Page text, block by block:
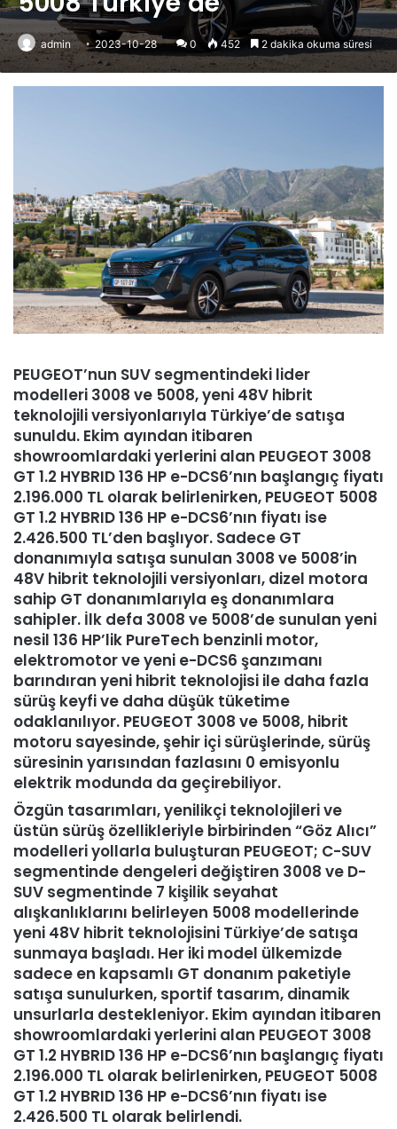
admin 2023-10-28 0 452 2 dakika okuma süresi
PEUGEOT’nun SUV segmentindeki lider
modelleri 3008 ve 5008, yeni 48V hibrit
teknolojili versiyonlarıyla Türkiye’de satışa
sunuldu. Ekim ayından itibaren
showroomlardaki yerlerini alan PEUGEOT 3008
GT 1.2 HYBRID 136 HP e-DCS6’nın başlangıç fiyatı
2.196.000 TL olarak belirlenirken, PEUGEOT 5008
GT 1.2 HYBRID 136 HP e-DCS6’nın fiyatı ise
2.426.500 TL’den başlıyor. Sadece GT
donanımıyla satışa sunulan 3008 ve 5008’in
48V hibrit teknolojili versiyonları, dizel motora
sahip GT donanımlarıyla eş donanımlara
sahipler. İlk defa 3008 ve 5008’de sunulan yeni
nesil 136 HP’lik PureTech benzinli motor,
elektromotor ve yeni e-DCS6 şanzımanı
barındıran yeni hibrit teknolojisi ile daha fazla
sürüş keyfi ve daha düşük tüketime
odaklanılıyor. PEUGEOT 3008 ve 5008, hibrit
motoru sayesinde, şehir içi sürüşlerinde, sürüş
süresinin yarısından fazlasını 0 emisyonlu
elektrik modunda da geçirebiliyor.
Özgün tasarımları, yenilikçi teknolojileri ve
üstün sürüş özellikleriyle birbirinden “Göz Alıcı”
modelleri yollarla buluşturan PEUGEOT; C-SUV
segmentinde dengeleri değiştiren 3008 ve D-
SUV segmentinde 7 kişilik seyahat
alışkanlıklarını belirleyen 5008 modellerinde
yeni 48V hibrit teknolojisini Türkiye’de satışa
sunmaya başladı. Her iki model ülkemizde
sadece en kapsamlı GT donanım paketiyle
satışa sunulurken, sportif tasarım, dinamik
unsurlarla destekleniyor. Ekim ayından itibaren
showroomlardaki yerlerini alan PEUGEOT 3008
GT 1.2 HYBRID 136 HP e-DCS6’nın başlangıç fiyatı
2.196.000 TL olarak belirlenirken, PEUGEOT 5008
GT 1.2 HYBRID 136 HP e-DCS6’nın fiyatı ise
2.426.500 TL olarak belirlendi.